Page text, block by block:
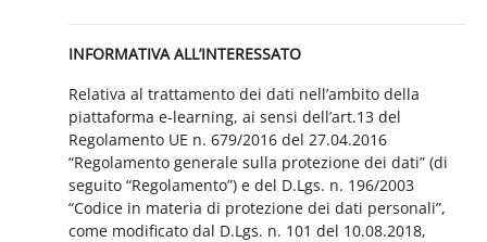
INFORMATIVA ALL’INTERESSATO
Relativa al trattamento dei dati nell’ambito della
piattaforma e-learning, ai sensi dell’art.13 del
Regolamento UE n. 679/2016 del 27.04.2016
“Regolamento generale sulla protezione dei dati” (di
seguito “Regolamento”) e del D.Lgs. n. 196/2003
“Codice in materia di protezione dei dati personali”,
come modificato dal D.Lgs. n. 101 del 10.08.2018,